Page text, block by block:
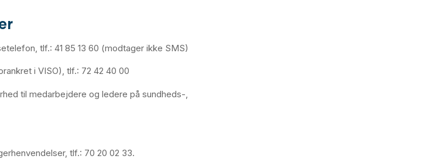
tlf.: 41 85 13 60 (modtager ikke SMS)
i VISO), tlf.: 72 42 40 00
til medarbejdere og ledere på sundheds-,
tlf.: 70 20 02 33.